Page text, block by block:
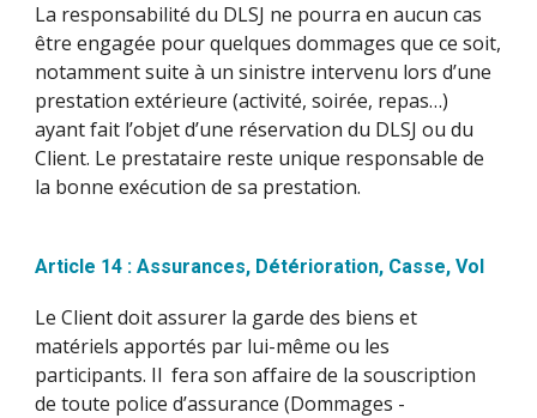
La responsabilité du DLSJ ne pourra en aucun cas
être engagée pour quelques dommages que ce soit,
notamment suite à un sinistre intervenu lors d’une
prestation extérieure (activité, soirée, repas…)
ayant fait l’objet d’une réservation du DLSJ ou du
Client. Le prestataire reste unique responsable de
la bonne exécution de sa prestation.
Article 14 : Assurances, Détérioration, Casse, Vol
Le Client doit assurer la garde des biens et
matériels apportés par lui-même ou les
participants. Il fera son affaire de la souscription
de toute police d’assurance (Dommages -